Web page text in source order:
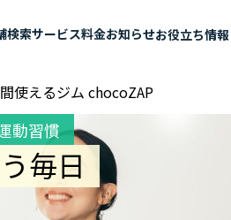
検索サービス料金お知らせお役立ち情報
使えるジム chocoZAP
動習慣
毎日